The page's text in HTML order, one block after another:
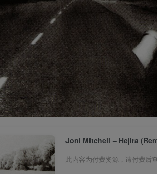
Joni Mitchell – Hejira
此内容为付费资源，请付费后